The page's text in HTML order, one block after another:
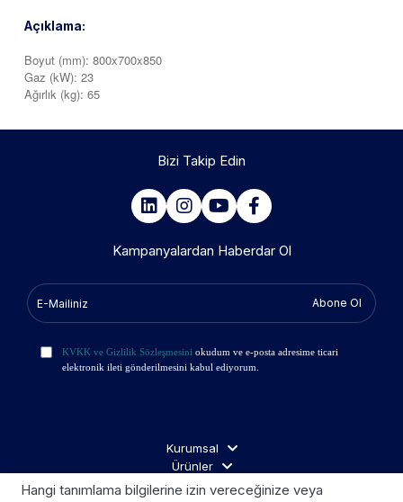
Açıklama:
Boyut (mm): 800x700x850
Gaz (kW): 23
Ağırlık (kg): 65
Bizi Takip Edin
Kampanyalardan Haberdar Ol
Abone Ol
KVKK ve Gizlilik Sözleşmesini okudum ve e-posta adresime ticari
elektronik ileti gönderilmesini kabul ediyorum.
Kurumsal
Ürünler
İş Ortakları
Hangi tanımlama bilgilerine izin vereceğinize veya